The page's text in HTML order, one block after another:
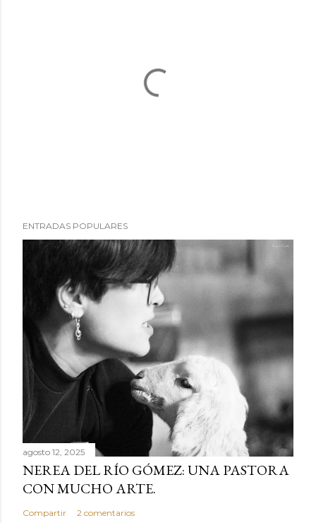
u
c
r
u
o
m
e
n
t
a
ENTRADAS POPULARES
agosto 12, 2025
NEREA DEL RÍO GÓMEZ: UNA PASTORA
CON MUCHO ARTE.
Compartir 2 comentarios